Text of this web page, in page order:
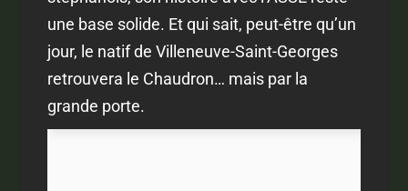
une base solide. Et qui sait, peut-être qu’un
jour, le natif de Villeneuve-Saint-Georges
retrouvera le Chaudron… mais par la
grande porte.